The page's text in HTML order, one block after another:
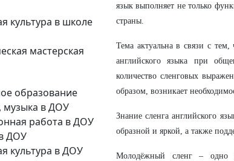
культура в школе
мастерская
образование
музыка в ДОУ
работа в ДОУ
ДОУ
культура в ДОУ
язык выполняет не только
страны.
Тема актуальна в связи с
английского языка при
количество сленговых
образом, возникает
Знание сленга английского
образной и яркой, а также
Молодёжный сленг – одно